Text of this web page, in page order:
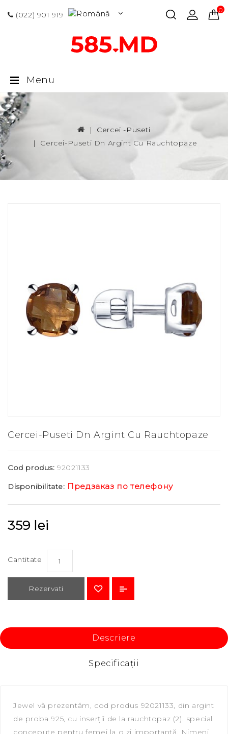
(022) 901 919
0
Menu
Cercei -puseti
Cercei-Puseti Dn Argint Cu Rauchtopaze
Cercei-Puseti Dn Argint Cu Rauchtopaze
Cod produs:92021133
Disponibilitate: Предзаказ по телефону
359 lei
Cantitate
Rezervati
Descriere
Specificaţii
Jewel vă prezentăm, сod produs 92021133, din argint
de proba 925, cu inserții de la rauchtopaz (2). special
concepute pentru femei la o zi importantă. Nimeni